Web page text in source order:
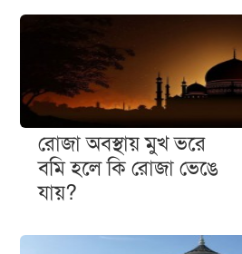
রোজা অবস্থায় মুখ ভরে
বমি হলে কি রোজা ভেঙে
যায়?